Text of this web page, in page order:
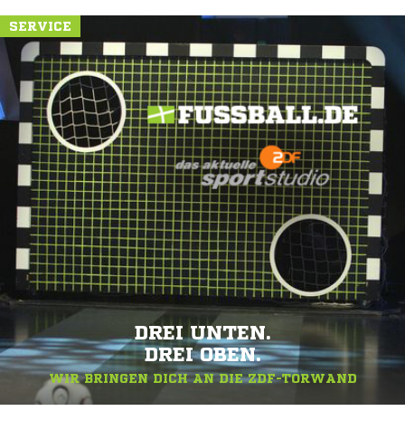
SERVICE
DREI UNTEN.
DREI OBEN.
WIR BRINGEN DICH AN DIE ZDF-TORWAND